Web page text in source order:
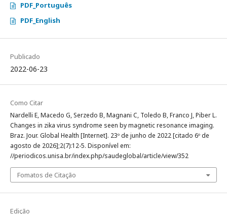
PDF_Português
PDF_English
Publicado
2022-06-23
Como Citar
Nardelli E, Macedo G, Serzedo B, Magnani C, Toledo B, Franco J, Piber L.
Changes in zika virus syndrome seen by magnetic resonance imaging.
Braz. Jour. Global Health [Internet]. 23º de junho de 2022 [citado 6º de
agosto de 2026];2(7):12-5. Disponível em:
//periodicos.unisa.br/index.php/saudeglobal/article/view/352
Fomatos de Citação
Edição